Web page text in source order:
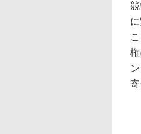
寄